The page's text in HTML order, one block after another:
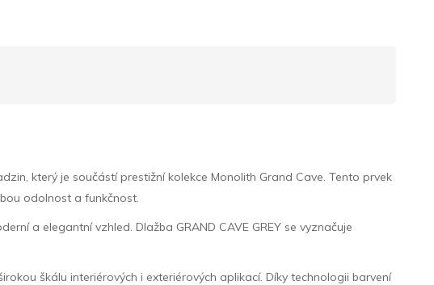
který je součástí prestižní kolekce Monolith Grand Cave. Tento prvek
odolnost a funkčnost.
a elegantní vzhled. Dlažba GRAND CAVE GREY se vyznačuje
škálu interiérových i exteriérových aplikací. Díky technologii barvení